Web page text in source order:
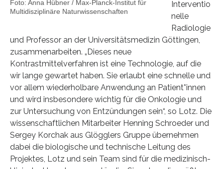
Foto: Anna Hübner / Max-Planck-Institut für
Multidisziplinäre Naturwissenschaften
Interventio
nelle
Radiologie
und Professor an der Universitätsmedizin Göttingen,
zusammenarbeiten. „Dieses neue
Kontrastmittelverfahren ist eine Technologie, auf die
wir lange gewartet haben. Sie erlaubt eine schnelle und
vor allem wiederholbare Anwendung an Patient*innen
und wird insbesondere wichtig für die Onkologie und
zur Untersuchung von Entzündungen sein“, so Lotz. Die
wissenschaftlichen Mitarbeiter Henning Schroeder und
Sergey Korchak aus Glögglers Gruppe übernehmen
dabei die biologische und technische Leitung des
Projektes, Lotz und sein Team sind für die medizinisch-